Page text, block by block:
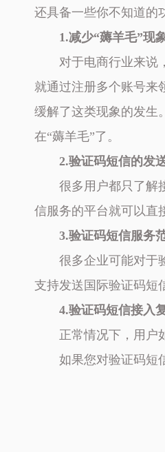
还具备一些你不知道的
1.减少“薅羊毛”现
对于电商行业来说
就通过注册多个账号来
缓解了这类现象的发生
在“薅羊毛”了。
2.验证码短信的发
很多用户都只了解
信服务的平台就可以直
3.验证码短信服务
很多企业可能对于
支持发送国际验证码短
4.验证码短信接入
正常情况下，用户
如果您对验证码短